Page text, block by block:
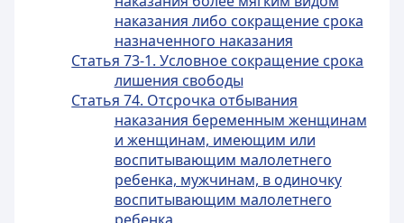
наказания либо сокращение срока
назначенного наказания
Статья 73-1. Условное сокращение срока
лишения свободы
Статья 74. Отсрочка отбывания
наказания беременным женщинам
и женщинам, имеющим или
воспитывающим малолетнего
ребенка, мужчинам, в одиночку
воспитывающим малолетнего